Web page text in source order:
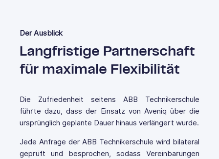
Der Ausblick
Langfristige Partnerschaft
für maximale Flexibilität
Die Zufriedenheit seitens ABB Technikerschule
führte dazu, dass der Einsatz von Aveniq über die
ursprünglich geplante Dauer hinaus verlängert wurde.
Jede Anfrage der ABB Technikerschule wird bilateral
geprüft und besprochen, sodass Vereinbarungen